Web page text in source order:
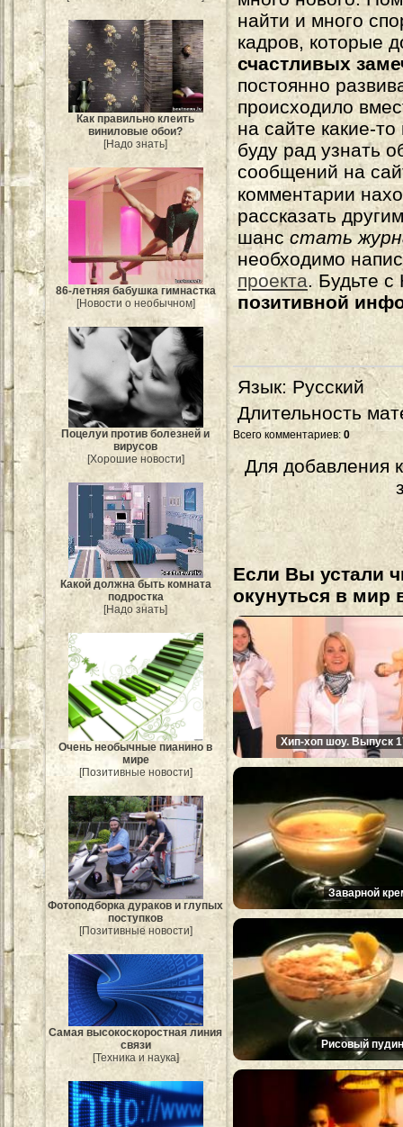
Как правильно клеить
виниловые обои?
[Надо знать]
86-летняя бабушка гимнастка
[Новости о необычном]
Поцелуи против болезней и
вирусов
[Хорошие новости]
Какой должна быть комната
подростка
[Надо знать]
Очень необычные пианино в
мире
[Позитивные новости]
Фотоподборка дураков и глупых
поступков
[Позитивные новости]
Самая высокоскоростная линия
связи
[Техника и наука]
найти и много
кадров, которые
счастливых
постоянно
происходило
на сайте какие-
буду рад узнать
сообщений на
комментарии
рассказать
шанс стать
необходимо
проекта. Будьте
позитивной
Язык: Русский
Длительность
Всего комментариев: 0
Для добавления
Если Вы устали
окунуться в мир
Хип-хоп шоу. Выпуск
Заварной
Рисовый